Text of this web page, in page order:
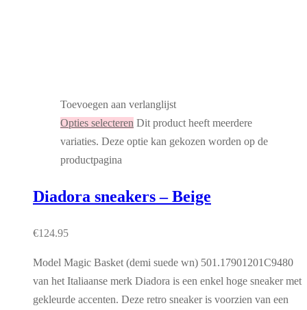
Toevoegen aan verlanglijst
Opties selecteren Dit product heeft meerdere
variaties. Deze optie kan gekozen worden op de
productpagina
Diadora sneakers – Beige
€124.95
Model Magic Basket (demi suede wn) 501.17901201C9480
van het Italiaanse merk Diadora is een enkel hoge sneaker met
gekleurde accenten. Deze retro sneaker is voorzien van een